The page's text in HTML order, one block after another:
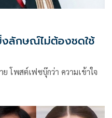
ลักษณ์ไม่ต้องชดใช้
โพสต์เฟซบุ๊กว่า ความเข้าใจ